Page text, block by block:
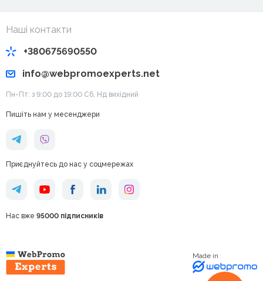
Наші контакти
+380675690550
info@webpromoexperts.net
Пн-Пт: з 9:00 до 19:00 Cб, Нд вихідний
Пишіть нам у месенджери
Приєднуйтесь до нас у соцмережах
Нас вже 95000 підписників
Made in